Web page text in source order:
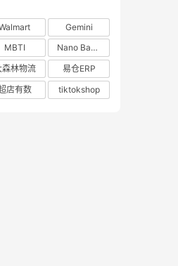
Gemini
MBTI
Nano Banana
森林物流
易仓ERP
店有数 tiktokshop